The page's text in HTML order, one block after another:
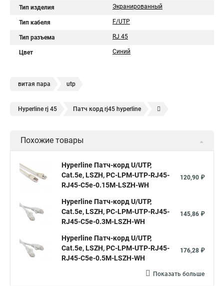
Тип изделия Экранированный
Тип кабеля F/UTP
Тип разъема RJ 45
Цвет Синий
витая пара utp
Hyperline rj 45 Патч корд rj45 hyperline
Похожие товары
Hyperline Патч-корд U/UTP,
Cat.5е, LSZH, PC-LPM-UTP-RJ45-
RJ45-C5e-0.15M-LSZH-WH
120,90 ₽
Hyperline Патч-корд U/UTP,
Cat.5е, LSZH, PC-LPM-UTP-RJ45-
RJ45-C5e-0.3M-LSZH-WH
145,86 ₽
Hyperline Патч-корд U/UTP,
Cat.5e, LSZH, PC-LPM-UTP-RJ45-
RJ45-C5e-0.5M-LSZH-WH
176,28 ₽
Показать больше